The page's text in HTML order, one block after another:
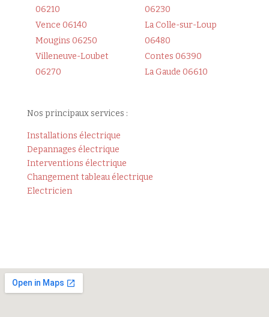
06210
Vence 06140
Mougins 06250
Villeneuve-Loubet
06270
06230
La Colle-sur-Loup
06480
Contes 06390
La Gaude 06610
Nos principaux services :
Installations électrique
Depannages électrique
Interventions électrique
Changement tableau électrique
Electricien